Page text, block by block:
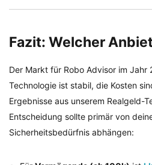
Fazit: Welcher
Der Markt für Robo Advisor im Jahr
Technologie ist stabil, die Kosten
Ergebnisse aus unserem Realgeld-
Entscheidung sollte primär von
Sicherheitsbedürfnis abhängen: